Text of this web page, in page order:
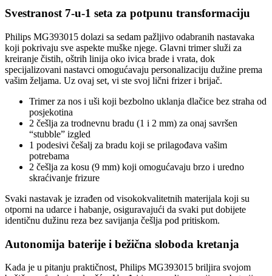
Svestranost 7-u-1 seta za potpunu transformaciju
Philips MG393015 dolazi sa sedam pažljivo odabranih nastavaka
koji pokrivaju sve aspekte muške njege. Glavni trimer služi za
kreiranje čistih, oštrih linija oko ivica brade i vrata, dok
specijalizovani nastavci omogućavaju personalizaciju dužine prema
vašim željama. Uz ovaj set, vi ste svoj lični frizer i brijač.
Trimer za nos i uši koji bezbolno uklanja dlačice bez straha od
posjekotina
2 češlja za trodnevnu bradu (1 i 2 mm) za onaj savršen
“stubble” izgled
1 podesivi češalj za bradu koji se prilagođava vašim
potrebama
2 češlja za kosu (9 mm) koji omogućavaju brzo i uredno
skraćivanje frizure
Svaki nastavak je izrađen od visokokvalitetnih materijala koji su
otporni na udarce i habanje, osiguravajući da svaki put dobijete
identičnu dužinu reza bez savijanja češlja pod pritiskom.
Autonomija baterije i bežična sloboda kretanja
Kada je u pitanju praktičnost, Philips MG393015 briljira svojom